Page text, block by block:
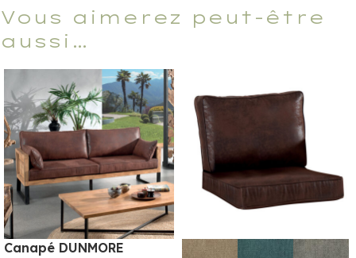
Vous aimerez peut-être
aussi…
Canapé DUNMORE